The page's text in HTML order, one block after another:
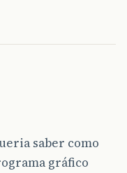
saber como
gráfico